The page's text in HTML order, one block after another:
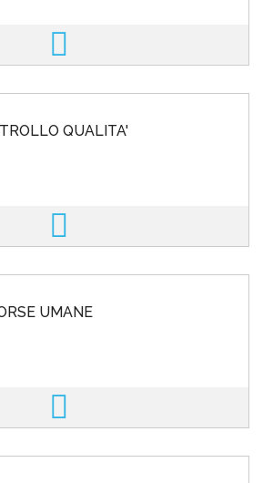
QUALITA'
UMANE